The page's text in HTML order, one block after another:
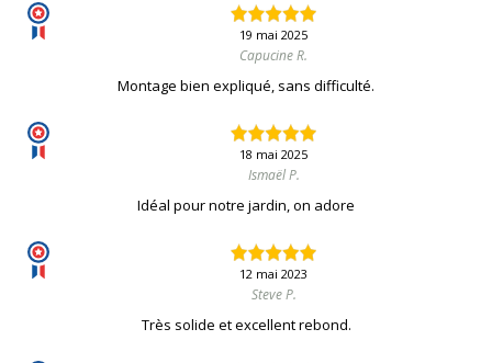
19 mai 2025
Capucine R.
Montage bien expliqué, sans difficulté.
18 mai 2025
Ismaël P.
Idéal pour notre jardin, on adore
12 mai 2023
Steve P.
Très solide et excellent rebond.